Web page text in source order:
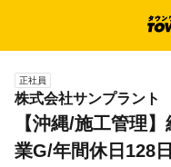
正社員
株式会社サンプラント
【沖縄/施工管理
業G/年間休日128